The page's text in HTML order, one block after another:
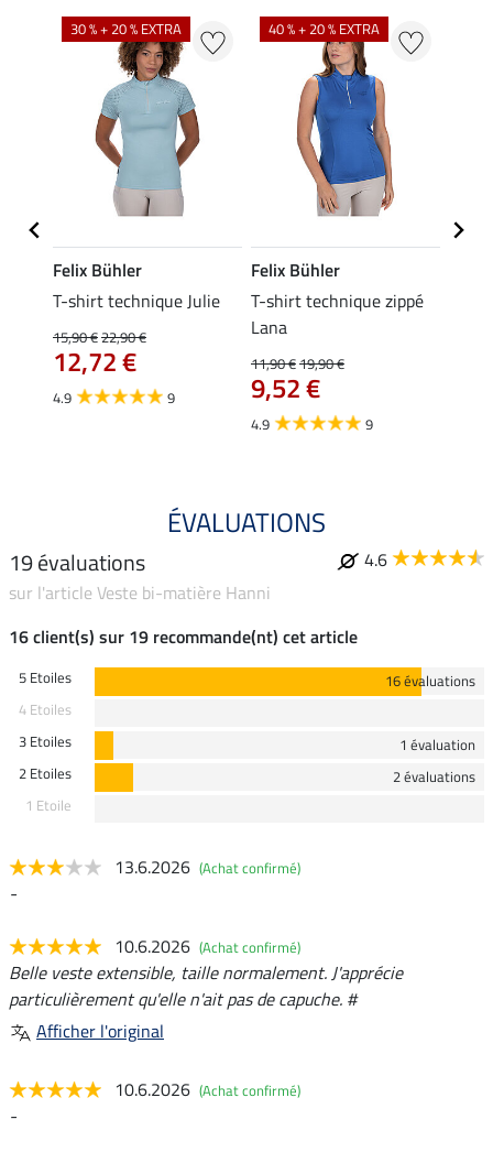
30 % + 20 % EXTRA
Felix Bühler
T-shirt technique Julie
15,90 €22,90 €
12,72 €
4.9 9
40 % + 20 % EXTRA
Felix Bühler
T-shirt technique zippé
Lana
11,90 €19,90 €
9,52 €
4.9 9
ÉVALUATIONS
19 évaluations
4.6
sur l'article Veste bi-matière Hanni
16 client(s) sur 19 recommande(nt) cet article
5 Etoiles
16 évaluations
4 Etoiles
3 Etoiles
1 évaluation
2 Etoiles
2 évaluations
1 Etoile
13.6.2026 (Achat confirmé)
-
10.6.2026 (Achat confirmé)
Belle veste extensible, taille normalement. J'apprécie
particulièrement qu'elle n'ait pas de capuche. #
Afficher l'original
10.6.2026 (Achat confirmé)
-